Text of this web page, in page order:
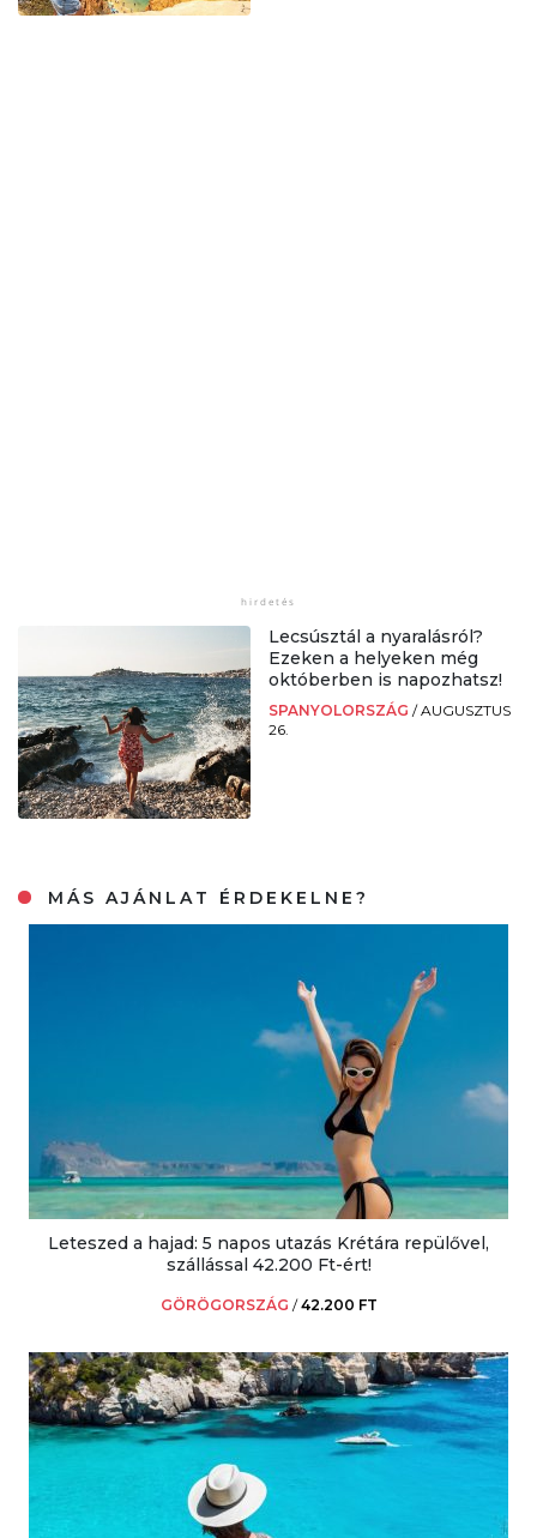
Lecsúsztál a nyaralásról?
Ezeken a helyeken még
októberben is napozhatsz!
SPANYOLORSZÁG /AUGUSZTUS
26.
MÁS AJÁNLAT ÉRDEKELNE?
Leteszed a hajad: 5 napos utazás Krétára repülővel,
szállással 42.200 Ft-ért!
GÖRÖGORSZÁG /42.200 FT